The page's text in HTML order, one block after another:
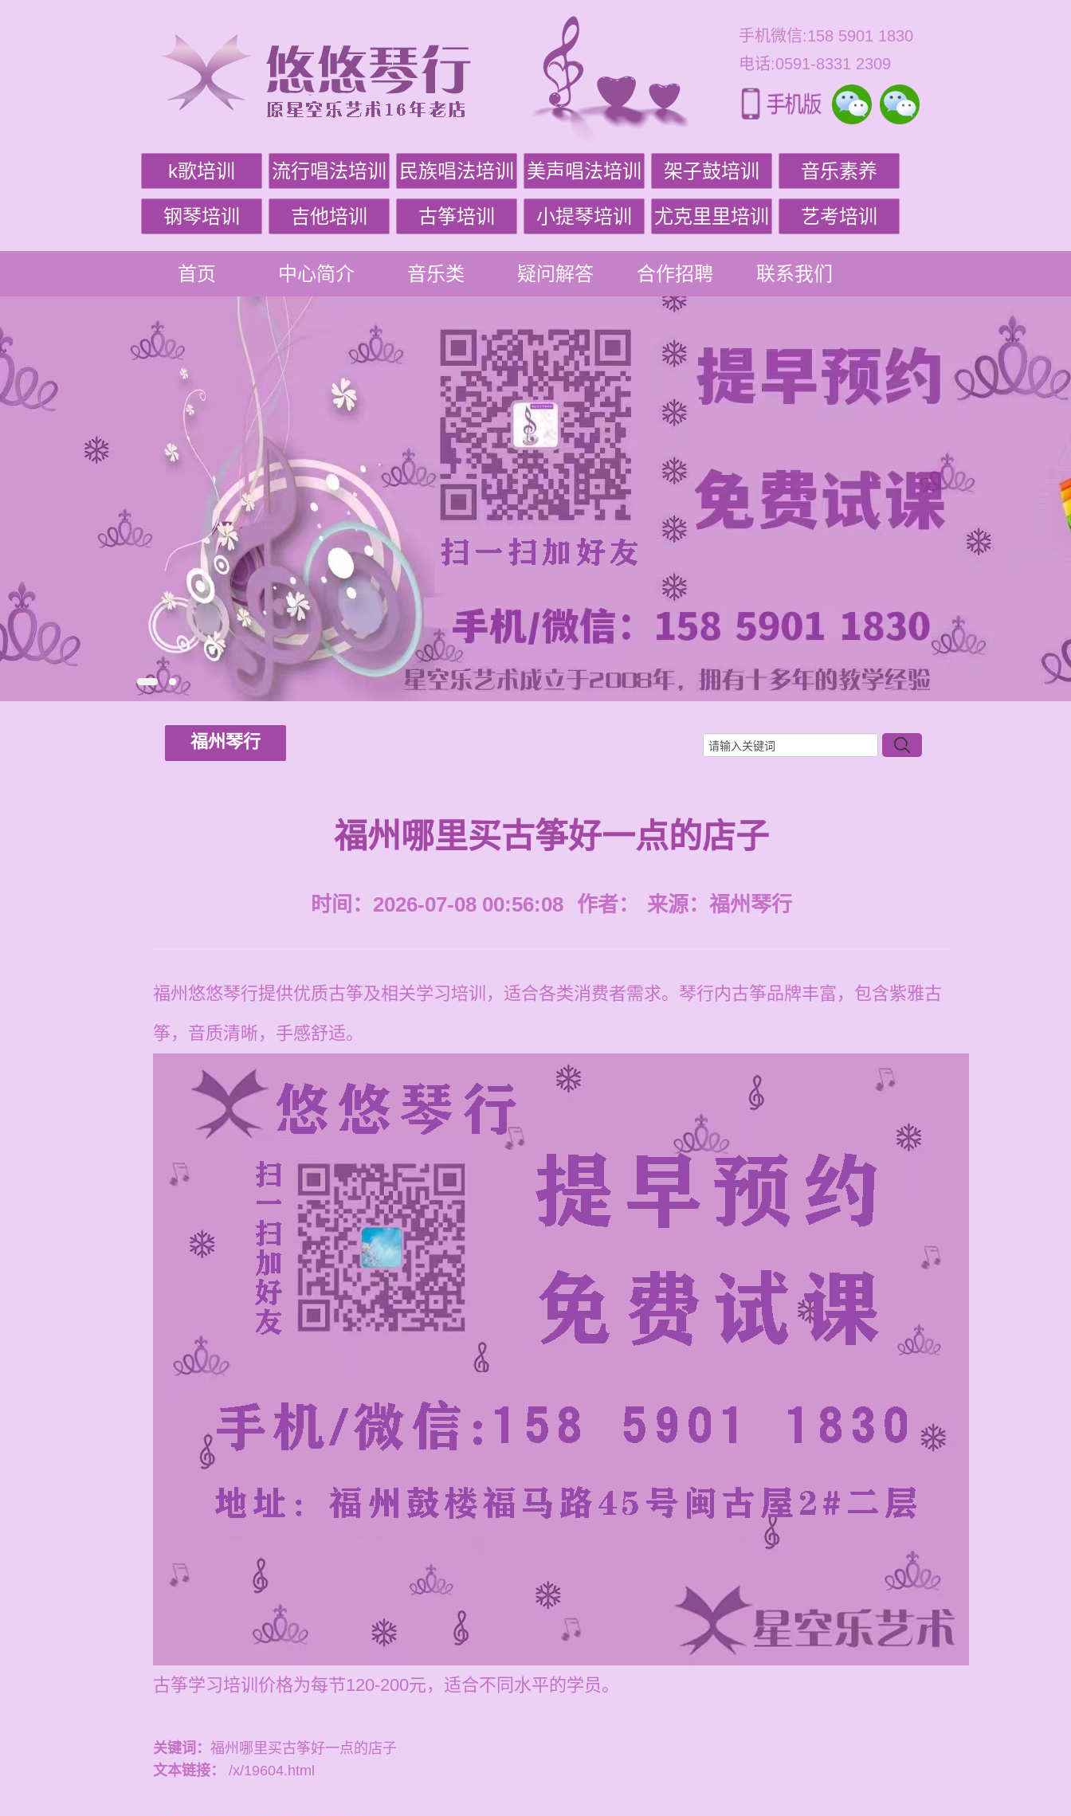
手机微信:158 5901 1830
电话:0591-8331 2309
k歌培训 流行唱法培训 民族唱法培训 美声唱法培训 架子鼓培训 音乐素养
钢琴培训 吉他培训 古筝培训 小提琴培训 尤克里里培训 艺考培训
首页 中心简介 音乐类 疑问解答 合作招聘 联系我们
福州琴行
福州哪里买古筝好一点的店子
时间：2026-07-08 00:56:08 作者： 来源： 福州琴行
福州悠悠琴行提供优质古筝及相关学习培训，适合各类消费者需求。琴行内古筝品牌丰富，包含紫雅古
筝，音质清晰，手感舒适。
古筝学习培训价格为每节120-200元，适合不同水平的学员。
关键词： 福州哪里买古筝好一点的店子
文本链接：
/x/19604.html